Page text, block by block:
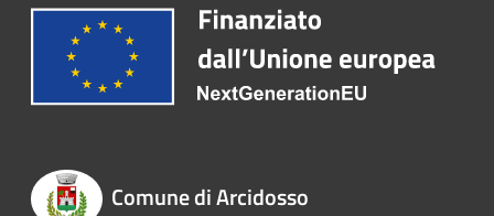
Comune di Arcidosso